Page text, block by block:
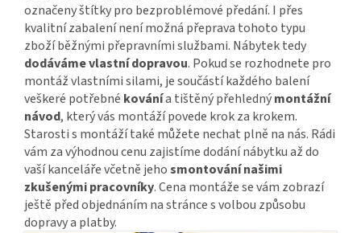
označeny štítky pro bezproblémové předání. I přes
kvalitní zabalení není možná přeprava tohoto typu
zboží běžnými přepravními službami. Nábytek tedy
dodáváme vlastní dopravou. Pokud se rozhodnete pro
montáž vlastními silami, je součástí každého balení
veškeré potřebné kovánía tištěný přehlednýmontážní
návod, který vás montáží povede krok za krokem.
Starosti s montáží také můžete nechat plně na nás. Rádi
vám za výhodnou cenu zajistíme dodání nábytku až do
vaší kanceláře včetně jehosmontování našimi
zkušenými pracovníky. Cena montáže se vám zobrazí
ještě před objednáním na stránce s volbou způsobu
dopravy a platby.